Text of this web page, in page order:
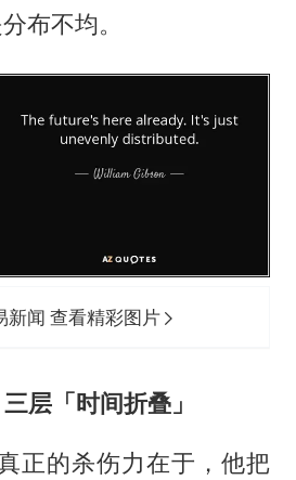
布不均。
新闻 查看精彩图片
层「时间折叠」
正的杀伤力在于，他把